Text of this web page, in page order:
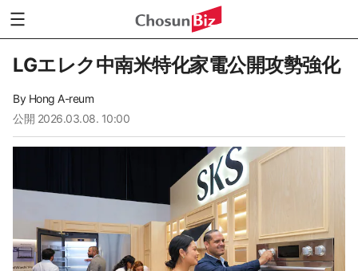
LGエレク中南米特化家電公開攻勢強化
By Hong A-reum
公開 2026.03.08. 10:00